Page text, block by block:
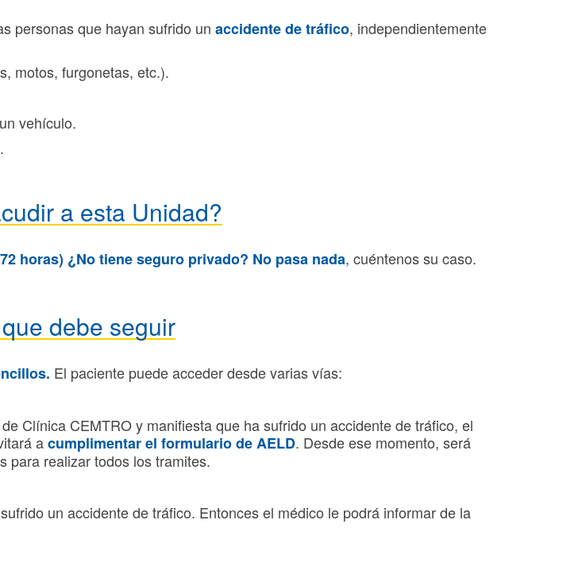
personas que hayan sufrido un accidente de tráfico, independientemente
motos, furgonetas, etc.).
vehículo.
a esta Unidad?
horas) ¿No tiene seguro privado? No pasa nada, cuéntenos su caso.
debe seguir
El paciente puede acceder desde varias vías:
Clínica CEMTRO y manifiesta que ha sufrido un accidente de tráfico, el
acumplimentar el formulario de AELD. Desde ese momento, será
para realizar todos los tramites.
un accidente de tráfico. Entonces el médico le podrá informar de la